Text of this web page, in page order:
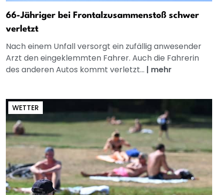
66-Jähriger bei Frontalzusammenstoß schwer
verletzt
Nach einem Unfall versorgt ein zufällig anwesender
Arzt den eingeklemmten Fahrer. Auch die Fahrerin
des anderen Autos kommt verletzt... | mehr
WETTER